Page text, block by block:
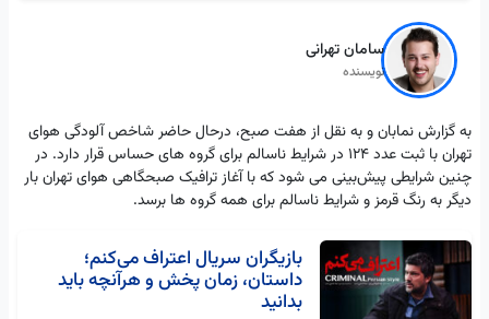
سامان تهرانی
نویسنده
به گزارش نمابان و به نقل از هفت صبح، درحال حاضر شاخص آلودگی هوای
تهران با ثبت عدد 124 در شرایط ناسالم برای گروه های حساس قرار دارد. در
چنین شرایطی پیش‌بینی می شود که با آغاز ترافیک صبحگاهی هوای تهران بار
دیگر به رنگ قرمز و شرایط ناسالم برای همه گروه ها برسد.
بازیگران سریال اعتراف می‌کنم؛
داستان، زمان پخش و هرآنچه باید
بدانید